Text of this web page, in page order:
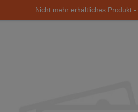
Nicht mehr erhältliches Produkt